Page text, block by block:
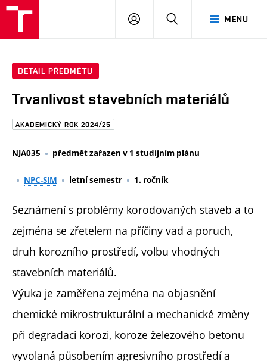
Brno
MENU
PŘIHLÁSIT
DETAIL PŘEDMĚTU
Trvanlivost stavebních materiálů
AKADEMICKÝ ROK 2024/25
NJA035 předmět zařazen v 1 studijním plánu
NPC-SIM letní semestr 1. ročník
Seznámení s problémy korodovaných staveb a to
zejména se zřetelem na příčiny vad a poruch,
druh korozního prostředí, volbu vhodných
stavebních materiálů.
Výuka je zaměřena zejména na objasnění
chemické mikrostrukturální a mechanické změny
při degradaci korozi, koroze železového betonu
vyvolaná působením agresivního prostředí a